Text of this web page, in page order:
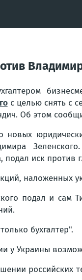
с целью снять с
Об этом
новых
подал иск против
наложенных
подал и сам
бухгалтер".
у Украины
российских